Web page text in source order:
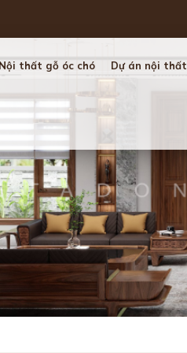
Nội thất gỗ óc chó Dự án nội thất